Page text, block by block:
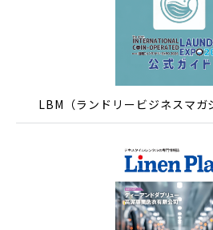
LBM（ランドリービジネスマ